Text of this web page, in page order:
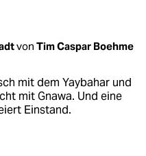
von Tim Caspar Boehme
mit dem Yaybahar und
mit Gnawa. Und eine
Einstand.